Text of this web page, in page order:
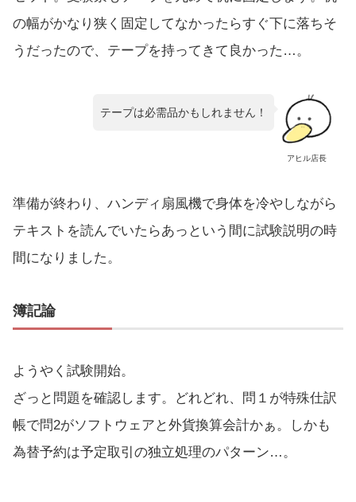
の幅がかなり狭く固定してなかったらすぐ下に落ちそ
うだったので、テープを持ってきて良かった…。
アヒル店長
テープは必需品かもしれません！
準備が終わり、ハンディ扇風機で身体を冷やしながら
テキストを読んでいたらあっという間に試験説明の時
間になりました。
簿記論
ようやく試験開始。
ざっと問題を確認します。どれどれ、問１が特殊仕訳
帳で問2がソフトウェアと外貨換算会計かぁ。しかも
為替予約は予定取引の独立処理のパターン…。